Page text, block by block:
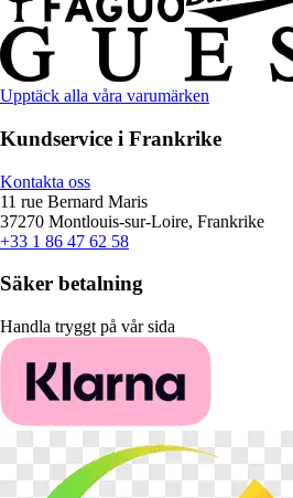
Upptäck alla våra varumärken
Kundservice i Frankrike
Kontakta oss
11 rue Bernard Maris
37270 Montlouis-sur-Loire, Frankrike
+33 1 86 47 62 58
Säker betalning
Handla tryggt på vår sida